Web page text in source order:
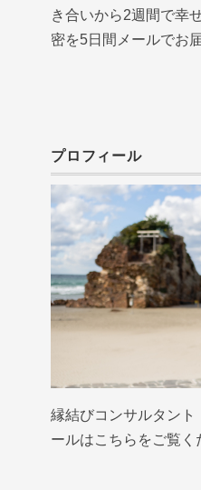
き合いから2週間で幸
密を5日間メールでお
プロフィール
縁結びコンサルタン
ールはこちらをご覧く